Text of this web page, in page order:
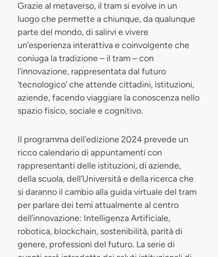
Grazie al metaverso, il tram si evolve in un
luogo che permette a chiunque, da qualunque
parte del mondo, di salirvi e vivere
un’esperienza interattiva e coinvolgente che
coniuga la tradizione – il tram – con
l’innovazione, rappresentata dal futuro
‘tecnologico’ che attende cittadini, istituzioni,
aziende, facendo viaggiare la conoscenza nello
spazio fisico, sociale e cognitivo.
Il programma dell’edizione 2024 prevede un
ricco calendario di appuntamenti con
rappresentanti delle istituzioni, di aziende,
della scuola, dell’Università e della ricerca che
si daranno il cambio alla guida virtuale del tram
per parlare dei temi attualmente al centro
dell’innovazione: Intelligenza Artificiale,
robotica, blockchain, sostenibilità, parità di
genere, professioni del futuro. La serie di